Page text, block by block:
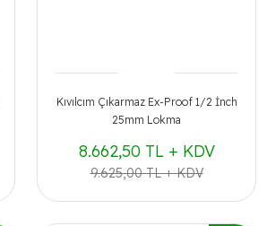
Kıvılcım Çıkarmaz Ex-Proof 1/2 İnch
25mm Lokma
8.662,50 TL + KDV
9.625,00 TL + KDV